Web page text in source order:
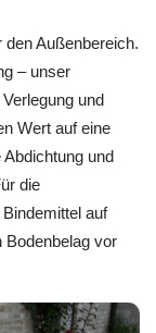
Außenbereich.
– unser
und
Wert auf eine
und
die
auf
Bodenbelag vor